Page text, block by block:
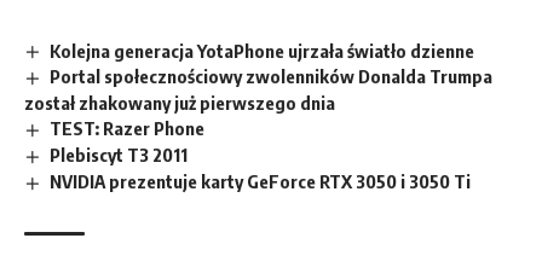
Kolejna generacja YotaPhone ujrzała światło dzienne
Portal społecznościowy zwolenników Donalda Trumpa
został zhakowany już pierwszego dnia
TEST: Razer Phone
Plebiscyt T3 2011
NVIDIA prezentuje karty GeForce RTX 3050 i 3050 Ti